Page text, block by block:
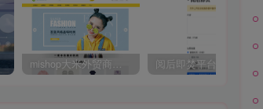
mishop大米外贸商城系统133种语言版本